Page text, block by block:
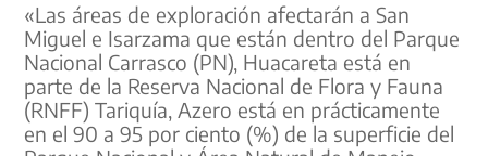
«Las áreas de exploración afectarán a San
Miguel e Isarzama que están dentro del Parque
Nacional Carrasco (PN), Huacareta está en
parte de la Reserva Nacional de Flora y Fauna
(RNFF) Tariquía, Azero está en prácticamente
en el 90 a 95 por ciento (%) de la superficie del